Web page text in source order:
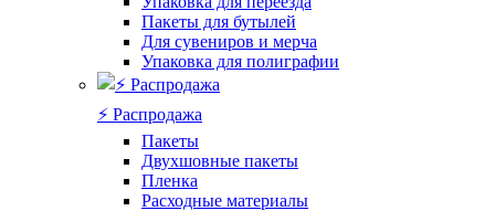
Пакеты для бутылей
Для сувениров и мерча
Упаковка для полиграфии
⚡️ Распродажа
Пакеты
Двухшовные пакеты
Пленка
Расходные материалы